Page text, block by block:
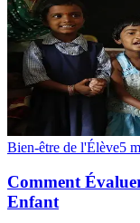
Bien-être de l'Élève5
Comment
Enfant